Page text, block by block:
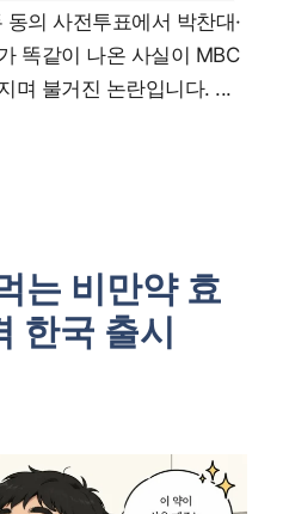
의 사전투표에서 박찬대·
똑같이 나온 사실이 MBC
며 불거진 논란입니다. ...
는 비만약 효
한국 출시